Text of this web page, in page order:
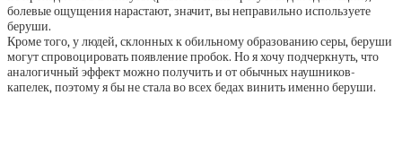
болевые ощущения нарастают, значит, вы неправильно используете
беруши.
Кроме того, у людей, склонных к обильному образованию серы, беруши
могут спровоцировать появление пробок. Но я хочу подчеркнуть, что
аналогичный эффект можно получить и от обычных наушников-
капелек, поэтому я бы не стала во всех бедах винить именно беруши.